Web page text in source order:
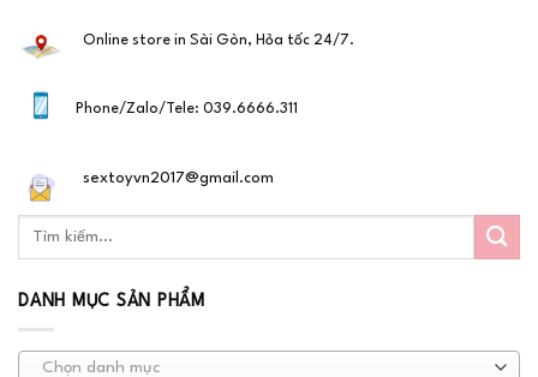
Online store in Sài Gòn, Hỏa tốc 24/7.
Phone/Zalo/Tele: 039.6666.311
sextoyvn2017@gmail.com
DANH MỤC SẢN PHẨM
Chọn danh mục